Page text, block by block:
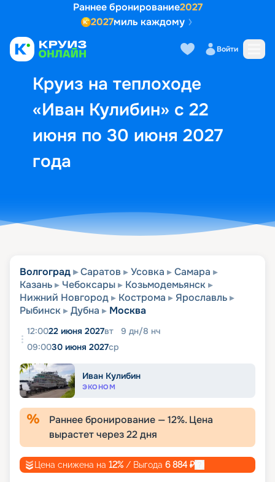
Раннее бронирование2027
2027миль каждому
Войти
Круиз на теплоходе
«Иван Кулибин» с 22
июня по 30 июня 2027
года
Выбор кают Маршрут и
Волгоград Саратов Усовка
Самара
Казань
Чебоксары
Козьмодемьянск
Нижний Новгород
Кострома
Ярославль
Рыбинск
Дубна Москва
12:0022 июня 2027вт 9 дн/8 нч
09:0030 июня 2027ср
Иван Кулибин
ЭКОНОМ
Раннее бронирование —12%. Цена
вырастет через22дня
Цена снижена на 12% / Выгода 6 884 ₽